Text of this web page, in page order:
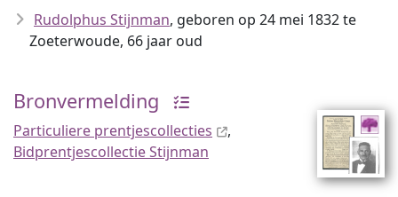
Rudolphus Stijnman, geboren op 24 mei 1832 te
Zoeterwoude, 66 jaar oud
Bronvermelding
Particuliere prentjescollecties
,
Bidprentjescollectie Stijnman